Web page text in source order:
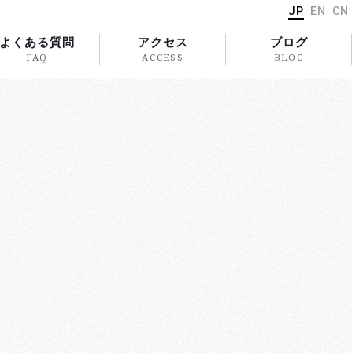
よくある質問
FAQ
アクセス
ACCESS
ブログ
BLOG
JP EN CN